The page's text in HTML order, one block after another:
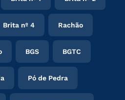
Brita nº 4 Rachão
BGS BGTC
Pó de Pedra